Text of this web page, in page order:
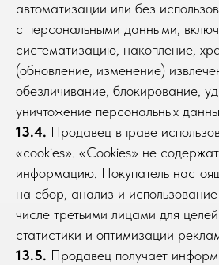
автоматизации или без
с персональными данными,
систематизацию, накопление,
(обновление, изменение)
обезличивание, блокирование,
уничтожение персональных
13.4. Продавец вправе
«cookies». «Cookies» не
информацию. Покупатель
на сбор, анализ и
числе третьими лицами для
статистики и оптимизации
13.5. Продавец получает